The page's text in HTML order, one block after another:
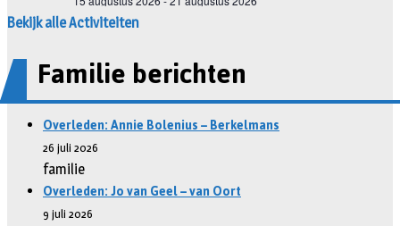
Bekijk alle Activiteiten
Familie berichten
Overleden: Annie Bolenius – Berkelmans
26 juli 2026
familie
Overleden: Jo van Geel – van Oort
9 juli 2026